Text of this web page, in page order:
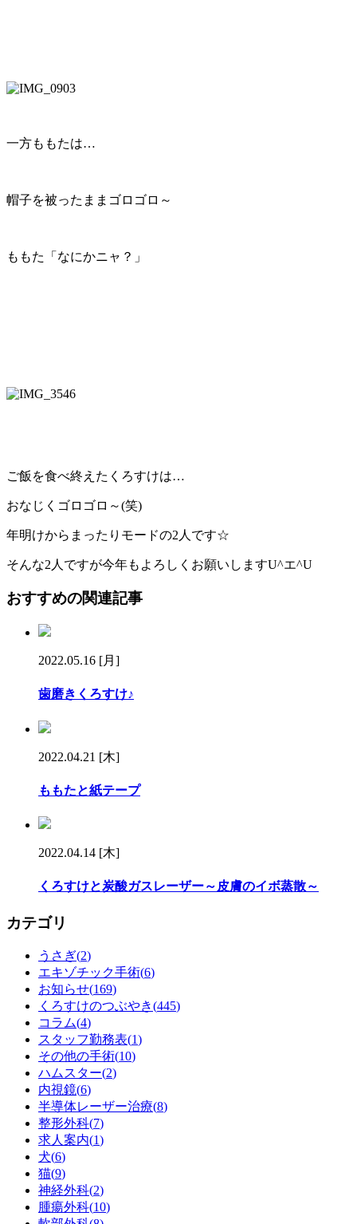
一方ももたは…
帽子を被ったままゴロゴロ～
ももた「なにかニャ？」
ご飯を食べ終えたくろすけは…
おなじくゴロゴロ～(笑)
年明けからまったりモードの2人です☆
そんな2人ですが今年もよろしくお願いしますU^エ^U
おすすめの関連記事
2022.05.16 [月]
歯磨きくろすけ♪
2022.04.21 [木]
ももたと紙テープ
2022.04.14 [木]
くろすけと炭酸ガスレーザー～皮膚のイボ蒸散～
カテゴリ
うさぎ(2)
エキゾチック手術(6)
お知らせ(169)
くろすけのつぶやき(445)
コラム(4)
スタッフ勤務表(1)
その他の手術(10)
ハムスター(2)
内視鏡(6)
半導体レーザー治療(8)
整形外科(7)
求人案内(1)
犬(6)
猫(9)
神経外科(2)
腫瘍外科(10)